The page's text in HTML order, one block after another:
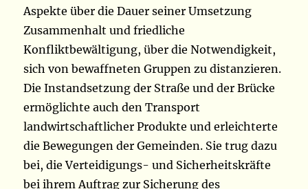
Aspekte über die Dauer seiner Umsetzung
Zusammenhalt und friedliche
Konfliktbewältigung, über die Notwendigkeit,
sich von bewaffneten Gruppen zu distanzieren.
Die Instandsetzung der Straße und der Brücke
ermöglichte auch den Transport
landwirtschaftlicher Produkte und erleichterte
die Bewegungen der Gemeinden. Sie trug dazu
bei, die Verteidigungs- und Sicherheitskräfte
bei ihrem Auftrag zur Sicherung des